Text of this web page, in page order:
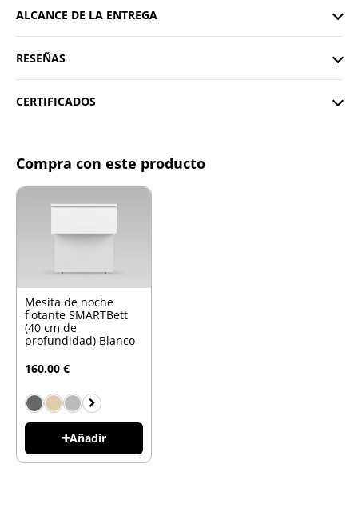
ALCANCE DE LA ENTREGA
RESEÑAS
CERTIFICADOS
Compra con este producto
Mesita de noche
flotante SMARTBett
(40 cm de
profundidad) Blanco
160.00 €
Añadir